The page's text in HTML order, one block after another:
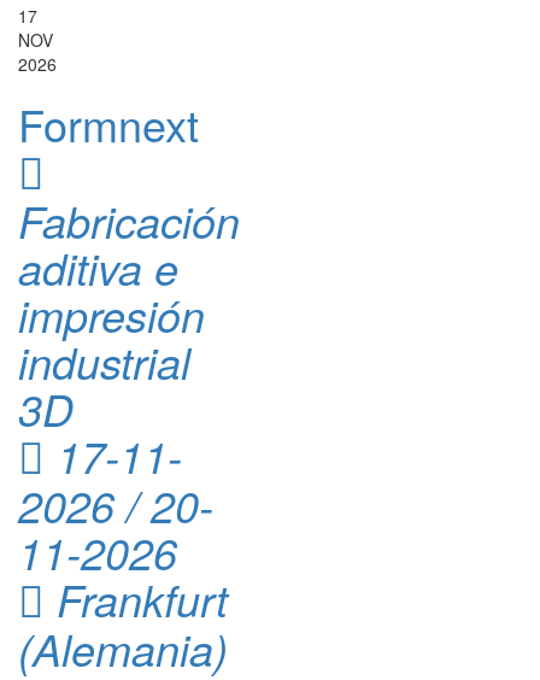
17
NOV
2026
Formnext
Fabricación
aditiva e
impresión
industrial
3D
17-11-
2026 / 20-
11-2026
Frankfurt
(Alemania)